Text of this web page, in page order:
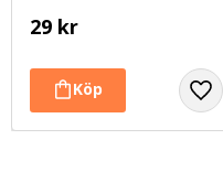
29 kr